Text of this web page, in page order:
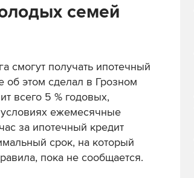
семей
смогут получать ипотечный
об этом сделал в Грозном
всего 5 % годовых,
условиях ежемесячные
за ипотечный кредит
срок, на который
пока не сообщается.